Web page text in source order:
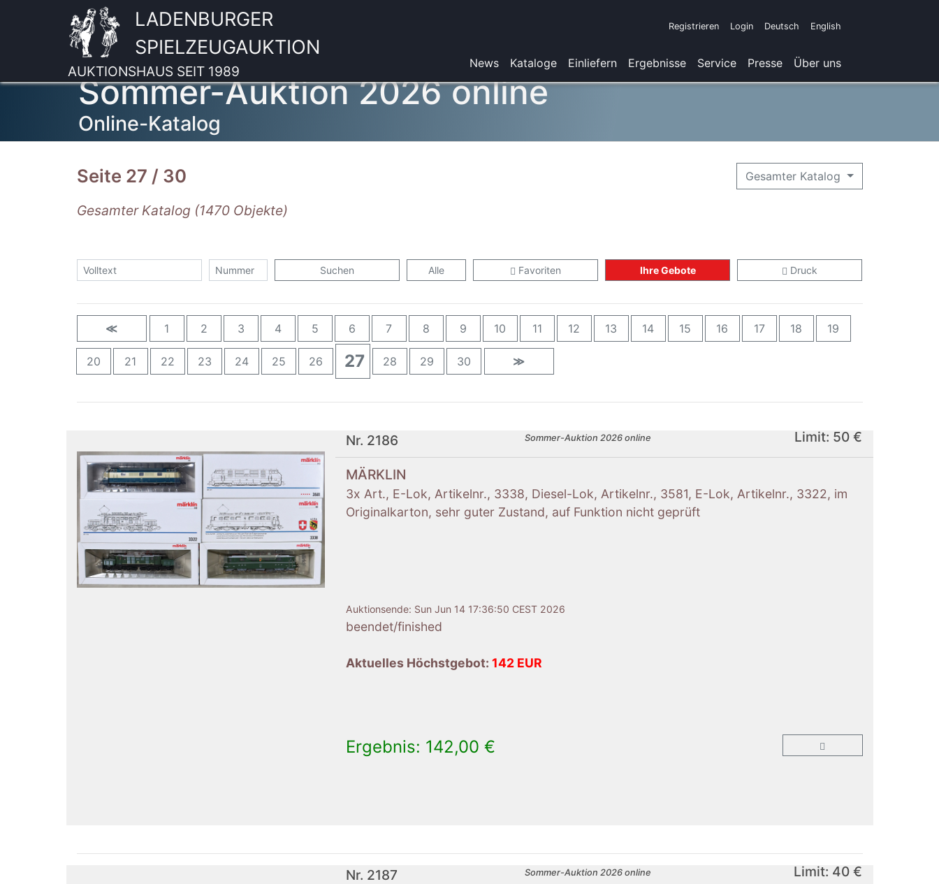
LADENBURGER
SPIELZEUGAUKTION
AUKTIONSHAUS SEIT 1989
Registrieren Login Deutsch English
News Kataloge Einliefern Ergebnisse Service Presse Über uns
Sommer-Auktion 2026 online
Online-Katalog
Seite 27 / 30 Gesamter Katalog
Gesamter Katalog (1470 Objekte)
Suchen Alle Favoriten Ihre Gebote Druck
≪ 1 2 3 4 5 6 7 8 9 10 11 12 13 14 15 16 17 18 19
20 21 22 23 24 25 26 27 28 29 30 ≫
Nr. 2186 Sommer-Auktion 2026 online Limit: 50 €
MÄRKLIN
3x Art., E-Lok, Artikelnr., 3338, Diesel-Lok, Artikelnr., 3581, E-Lok, Artikelnr., 3322, im
Originalkarton, sehr guter Zustand, auf Funktion nicht geprüft
Auktionsende: Sun Jun 14 17:36:50 CEST 2026
beendet/finished
Aktuelles Höchstgebot: 142 EUR
Ergebnis: 142,00 €
Nr. 2187 Sommer-Auktion 2026 online Limit: 40 €